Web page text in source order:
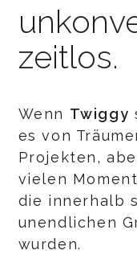
zeitlos.
Wenn Twiggy
es von
Projekten,
vielen
die innerhalb
unendlichen
wurden.